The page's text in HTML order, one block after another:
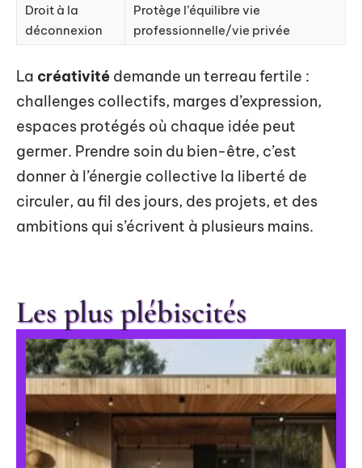
Droit à la
déconnexion
Protège l’équilibre vie
professionnelle/vie privée
La créativité demande un terreau fertile :
challenges collectifs, marges d’expression,
espaces protégés où chaque idée peut
germer. Prendre soin du bien-être, c’est
donner à l’énergie collective la liberté de
circuler, au fil des jours, des projets, et des
ambitions qui s’écrivent à plusieurs mains.
Les plus plébiscités